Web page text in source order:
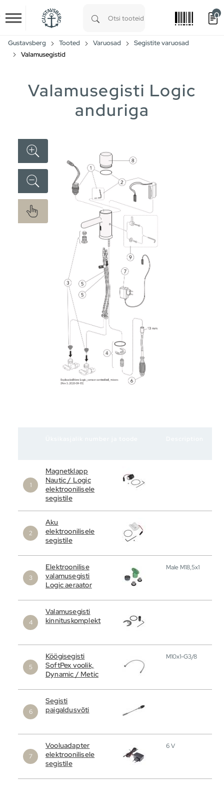
Skip to main content
0
Gustavsberg Tooted Varuosad
Segistite varuosad
Valamusegistid
Valamusegisti Logic
anduriga
Magnetklapp
Nautic / Logic
elektroonilisele
segistile
Aku
elektroonilisele
segistile
Elektroonilise
valamusegisti
Logic aeraator
Male M18,5x1
Valamusegisti
kinnituskomplekt
Köögisegisti
SoftPex voolik,
Dynamic / Metic
M10x1-G3/8
Segisti
paigaldusvõti
Vooluadapter
elektroonilisele
segistile
6 V